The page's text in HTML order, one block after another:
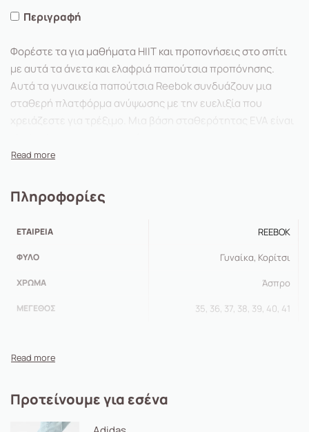
Περιγραφή
Φορέστε τα για μαθήματα HIIT και προπονήσεις στο σπίτι
με αυτά τα άνετα και ελαφριά παπούτσια προπόνησης.
Αυτά τα γυναικεία παπούτσια Reebok συνδυάζουν μια
σταθερή πλατφόρμα ανύψωσης με την ευελιξία που
χρειάζεστε για τρέξιμο. Μια βάση σταθερότητας EVA είναι
Πληροφορίες
ΕΤΑΙΡΕΊΑ REEBOK
ΦΎΛΟ Γυναίκα, Κορίτσι
ΧΡΏΜΑ Άσπρο
ΜΈΓΕΘΟΣ 35, 36, 37, 38, 39, 40, 41
Προτείνουμε για εσένα